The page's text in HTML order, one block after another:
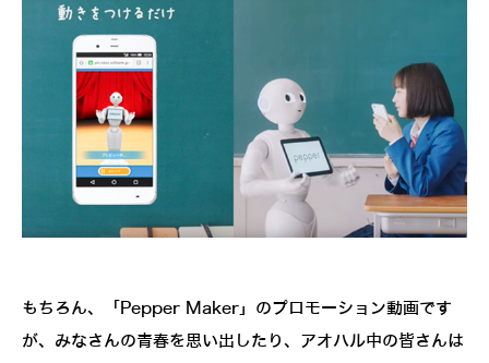
もちろん、「Pepper Maker」のプロモーション動画です
が、みなさんの青春を思い出したり、アオハル中の皆さんは